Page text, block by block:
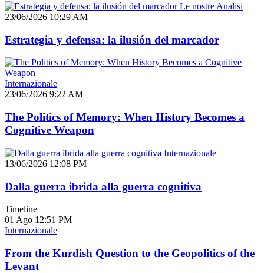
Le nostre Analisi
23/06/2026 10:29 AM
Estrategia y defensa: la ilusión del marcador
Internazionale
23/06/2026 9:22 AM
The Politics of Memory: When History Becomes a
Cognitive Weapon
Internazionale
13/06/2026 12:08 PM
Dalla guerra ibrida alla guerra cognitiva
Timeline
01 Ago 12:51 PM
Internazionale
From the Kurdish Question to the Geopolitics of the
Levant